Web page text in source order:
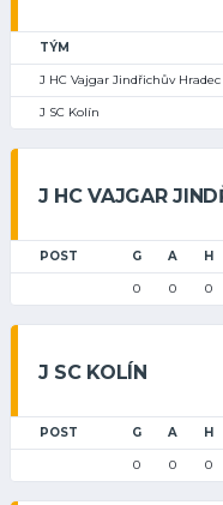
TÝM
J HC Vajgar Jindřichův Hradec
J SC Kolín
J HC VAJGAR
POST G A H
0 0 0
J SC KOLÍN
POST G A H
0 0 0